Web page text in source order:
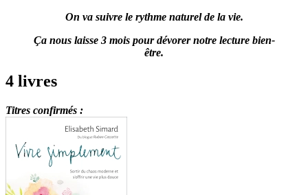
On va suivre le rythme naturel de la vie.
Ça nous laisse 3 mois pour dévorer notre lecture bien-
être.
4 livres
Titres confirmés :